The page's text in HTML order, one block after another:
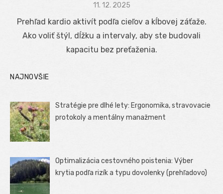
Posted
11. 12. 2025
Prehľad kardio aktivít podľa cieľov a kĺbovej záťaže.
Ako voliť štýl, dĺžku a intervaly, aby ste budovali
kapacitu bez preťaženia.
NAJNOVŠIE
Stratégie pre dlhé lety: Ergonomika, stravovacie
protokoly a mentálny manažment
Optimalizácia cestovného poistenia: Výber
krytia podľa rizík a typu dovolenky (prehľadovo)